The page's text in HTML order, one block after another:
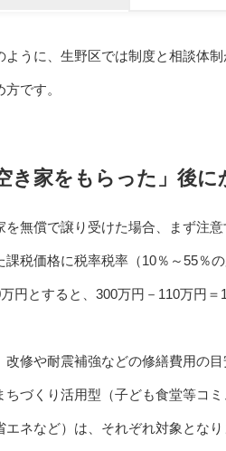
ように、生野区では制度と相談体
方です。
き家をもらった」後
を無償で譲り受けた場合、まず注
課税価格に税率税率（10％～55％
円とすると、300万円－110万円
改修や耐震補強などの修繕費用の
ちづくり活用型（子ども食堂等コ
エネなど）は、それぞれ対象とな